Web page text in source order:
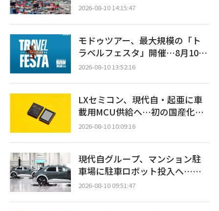
2026-08-10 14:15:47
モドゥツアー、最大規模の「ト
ラベルフェスタ」開催…8月10日
～9月11日
2026-08-10 13:52:16
LXセミコン、現代自・起亜に車
載用MCU供給へ…初の国産化の
結実
2026-08-10 10:09:16
現代自グループ、マンション駐
車場に駐車ロボット投入へ…共
同住宅での運用安定・効率性を
2026-08-10 09:51:47